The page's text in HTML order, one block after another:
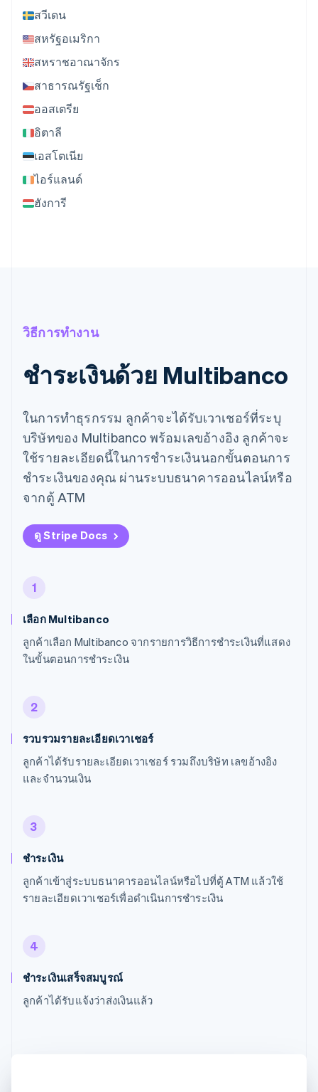
สวีเดน
สหรัฐอเมริกา
สหราชอาณาจักร
สาธารณรัฐเช็ก
ออสเตรีย
อิตาลี
เอสโตเนีย
ไอร์แลนด์
ฮังการี
วิธีการทำงาน
ชำระเงินด้วย Multibanco
ในการทำธุรกรรม ลูกค้าจะได้รับเวาเชอร์ที่ระบุ
บริษัทของ Multibanco พร้อมเลขอ้างอิง ลูกค้าจะ
ใช้รายละเอียดนี้ในการชำระเงินนอกขั้นตอนการ
ชำระเงินของคุณ ผ่านระบบธนาคารออนไลน์หรือ
จากตู้ ATM
ดู Stripe Docs
1
เลือก Multibanco
ลูกค้าเลือก Multibanco จากรายการวิธีการชำระเงินที่แสดง
ในขั้นตอนการชำระเงิน
2
รวบรวมรายละเอียดเวาเชอร์
ลูกค้าได้รับรายละเอียดเวาเชอร์ รวมถึงบริษัท เลขอ้างอิง
และจำนวนเงิน
3
ชำระเงิน
ลูกค้าเข้าสู่ระบบธนาคารออนไลน์หรือไปที่ตู้ ATM แล้วใช้
รายละเอียดเวาเชอร์เพื่อดำเนินการชำระเงิน
4
ชำระเงินเสร็จสมบูรณ์
ลูกค้าได้รับแจ้งว่าส่งเงินแล้ว